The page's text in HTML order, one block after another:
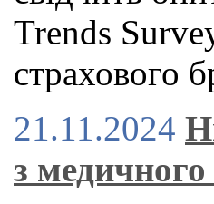
Trends
страхового
21.11.2024
з